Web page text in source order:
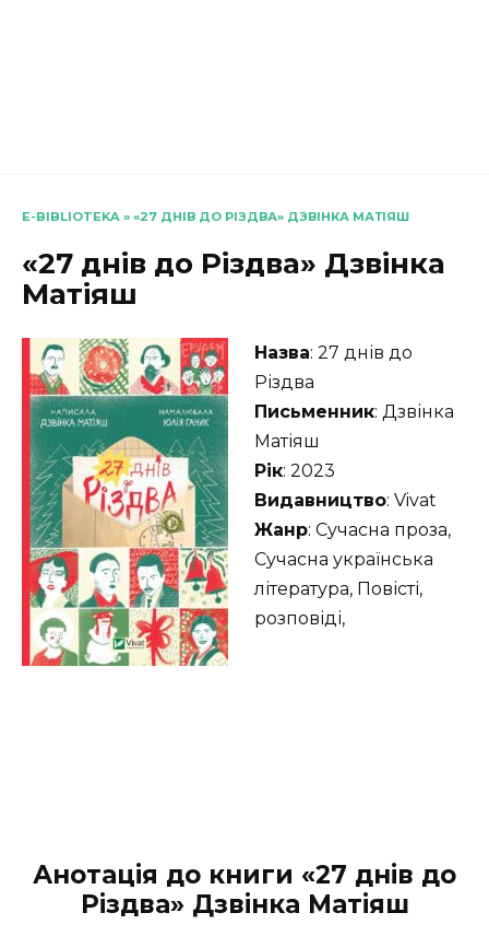
E-BIBLIOTEKA » «27 ДНІВ ДО РІЗДВА» ДЗВІНКА МАТІЯШ
«27 днів до Різдва» Дзвінка
Матіяш
Назва: 27 днів до
Різдва
Письменник: Дзвінка
Матіяш
Рік: 2023
Видавництво: Vivat
Жанр: Сучасна проза,
Сучасна українська
література, Повісті,
розповіді,
Анотація до книги «27 днів до
Різдва» Дзвінка Матіяш